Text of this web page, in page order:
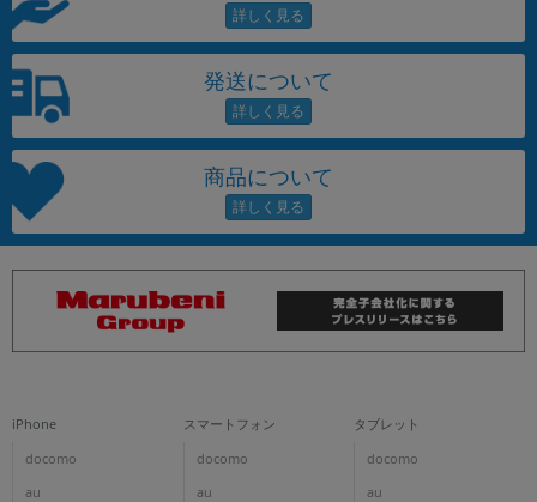
発送について
商品について
iPhone
docomo
au
スマートフォン
docomo
au
タブレット
docomo
au